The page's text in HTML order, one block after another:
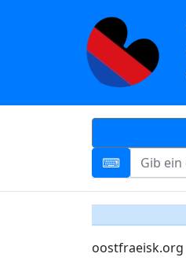
oostfraeisk.org